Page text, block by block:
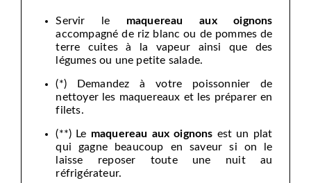
Servir le maquereau aux oignons
accompagné de riz blanc ou de pommes de
terre cuites à la vapeur ainsi que des
légumes ou une petite salade.
(*) Demandez à votre poissonnier de
nettoyer les maquereaux et les préparer en
filets.
(**) Le maquereau aux oignons est un plat
qui gagne beaucoup en saveur si on le
laisse reposer toute une nuit au
réfrigérateur.